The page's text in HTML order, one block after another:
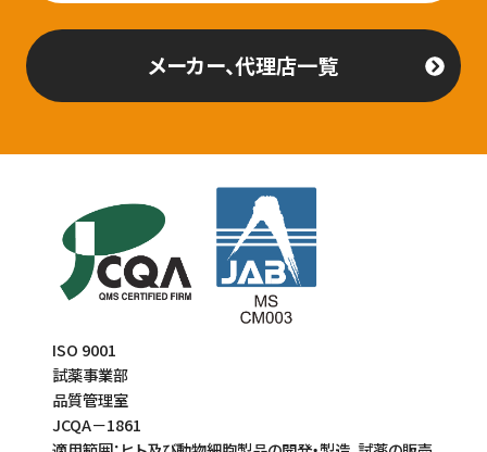
メーカー、代理店一覧
ISO 9001
試薬事業部
品質管理室
JCQA－1861